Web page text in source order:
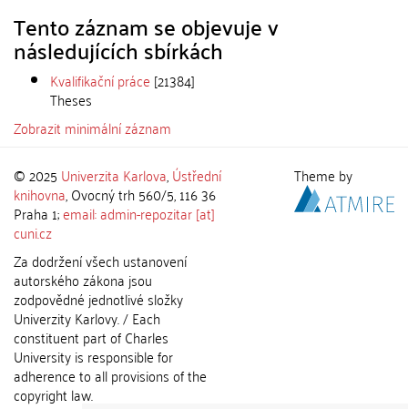
Tento záznam se objevuje v
následujících sbírkách
Kvalifikační práce [21384]
Theses
Zobrazit minimální záznam
© 2025 Univerzita Karlova,Ústřední
knihovna, Ovocný trh 560/5, 116 36
Praha 1;email: admin-repozitar [at]
cuni.cz
Za dodržení všech ustanovení
autorského zákona jsou
zodpovědné jednotlivé složky
Univerzity Karlovy. / Each
constituent part of Charles
University is responsible for
adherence to all provisions of the
copyright law.
Theme by